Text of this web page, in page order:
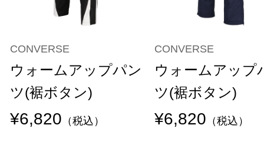
CONVERSE
ウォームアップパン
ツ(裾ボタン)
¥6,820 （税込）
CONVERSE
ウォームアップ
ツ(裾ボタン)
¥6,820 （税込）